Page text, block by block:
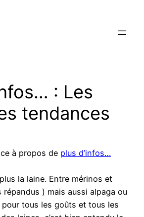
: Les
tendances
à propos de plus d’infos…
la laine. Entre mérinos et
répandus ) mais aussi alpaga ou
tous les goûts et tous les